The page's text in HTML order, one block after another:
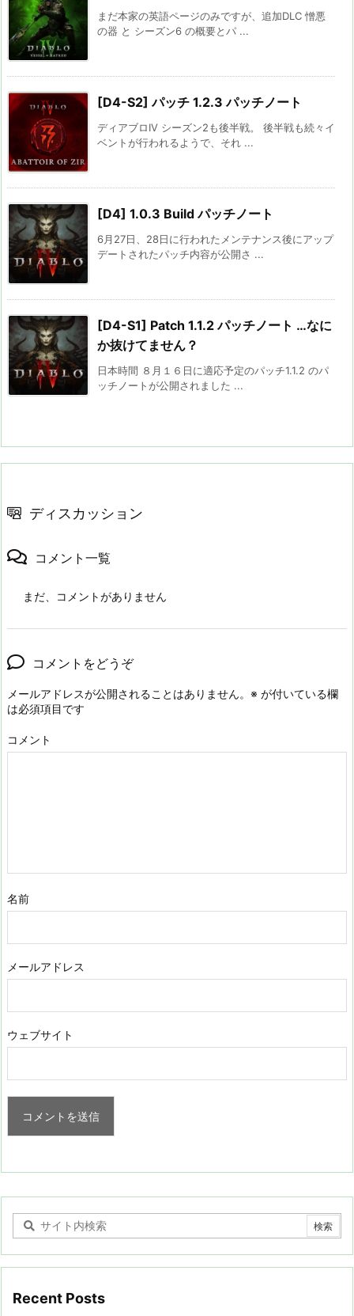
まだ本家の英語ページのみですが、追加DLC 憎悪
の器 と シーズン6 の概要とパ ...
[D4-S2] パッチ 1.2.3 パッチノート
ディアブロIV シーズン2も後半戦。 後半戦も続々イ
ベントが行われるようで、それ ...
[D4] 1.0.3 Build パッチノート
6月27日、28日に行われたメンテナンス後にアップ
デートされたパッチ内容が公開さ ...
[D4-S1] Patch 1.1.2 パッチノート …なに
か抜けてません？
日本時間 ８月１６日に適応予定のパッチ1.1.2 のパ
ッチノートが公開されました ...
ディスカッション
コメント一覧
まだ、コメントがありません
コメントをどうぞ
メールアドレスが公開されることはありません。 ※ が付いている欄
は必須項目です
コメント
名前
メールアドレス
ウェブサイト
Recent Posts